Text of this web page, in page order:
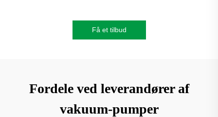
Få et tilbud
Fordele ved leverandører af
vakuum-pumper